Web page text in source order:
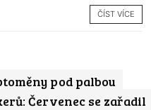
ČÍST VÍCE
pod palbou
Červenec se zařadil